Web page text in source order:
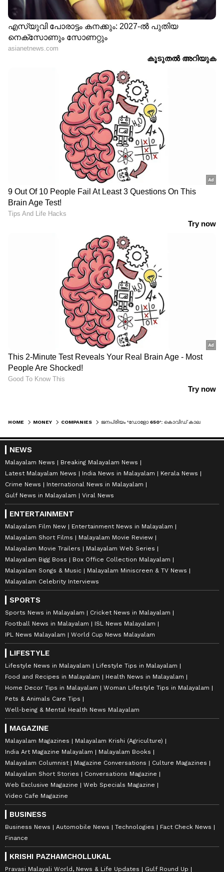
HOME MONEY COMPANIES
NEWS
Malayalam News
Breaking Malayalam News
Latest Malayalam News
India News in Malayalam
Kerala News
Crime News
International News in Malayalam
Gulf News in Malayalam
Viral News
ENTERTAINMENT
Malayalam Film New
Entertainment News in Malayalam
Malayalam Short Films
Malayalam Movie Review
Malayalam Movie Trailers
Malayalam Web Series
Malayalam Bigg Boss
Box Office Collection Malayalam
Malayalam Songs & Music
Malayalam Miniscreen & TV News
Malayalam Celebrity Interviews
SPORTS
Sports News in Malayalam
Cricket News in Malayalam
Football News in Malayalam
ISL News Malayalam
IPL News Malayalam
World Cup News Malayalam
LIFESTYLE
Lifestyle News in Malayalam
Lifestyle Tips in Malayalam
Food and Recipes in Malayalam
Health News in Malayalam
Home Decor Tips in Malayalam
Woman Lifestyle Tips in Malayalam
Pets & Animals Care Tips
Well-being & Mental Health News Malayalam
MAGAZINE
Malayalam Magazines
Malayalam Krishi (Agriculture)
India Art Magazine Malayalam
Malayalam Books
Malayalam Columnist
Magazine Conversations
Culture Magazines
Malayalam Short Stories
Conversations Magazine
Web Exclusive Magazine
Web Specials Magazine
Video Cafe Magazine
BUSINESS
Business News Automobile News Technologies
Fact Check News
Finance
KRISHI PAZHAMCHOLLUKAL
Pravasi Malayali World, News & Life Updates Gulf Round Up